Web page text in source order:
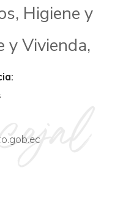
Higiene y
y Vivienda,